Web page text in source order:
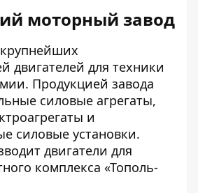
моторный завод
двигателей для техники
Продукцией завода
силовые агрегаты,
и
силовые установки.
двигатели для
комплекса «Тополь-